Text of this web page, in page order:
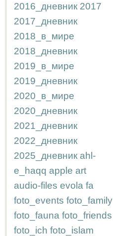
2016_дневник 2017
2017_дневник
2018_в_мире
2018_дневник
2019_в_мире
2019_дневник
2020_в_мире
2020_дневник
2021_дневник
2022_дневник
2025_дневник ahl-
e_haqq apple art
audio-files evola fa
foto_events foto_family
foto_fauna foto_friends
foto_ich foto_islam